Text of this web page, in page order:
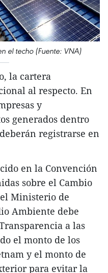
el techo (Fuente: VNA)
la cartera
al respecto. En
y
generados dentro
registrarse en
en la Convención
sobre el Cambio
Ministerio de
Ambiente debe
a las
el monto de los
y el monto de
para evitar la